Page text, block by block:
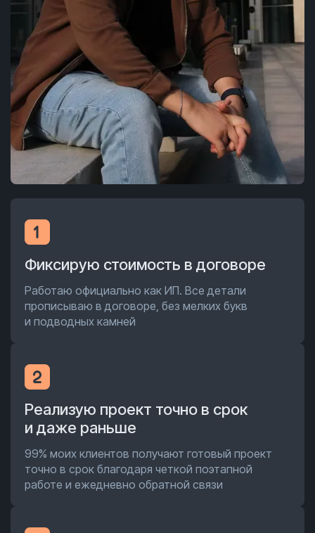
Фиксирую стоимость в договоре
Работаю официально как ИП. Все детали
прописываю в договоре, без мелких букв
и подводных камней
Реализую проект точно в срок
и даже раньше
99% моих клиентов получают готовый проект
точно в срок благодаря четкой поэтапной
работе и ежедневно обратной связи